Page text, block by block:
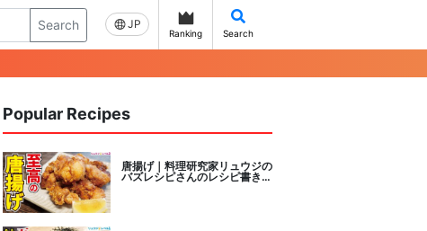
Search JP
Ranking Search
Popular Recipes
唐揚げ｜料理研究家リュウジの
バズレシピさんのレシピ書き起